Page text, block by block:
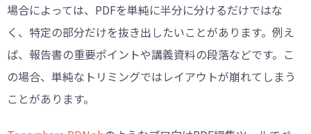
場合によっては、PDFを単純に半分に分けるだけではな
く、特定の部分だけを抜き出したいことがあります。例え
ば、報告書の重要ポイントや講義資料の段落などです。こ
の場合、単純なトリミングではレイアウトが崩れてしまう
ことがあります。